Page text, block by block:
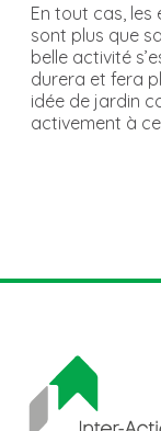
En tout cas,
sont plus que
belle activité
durera et fera
idée de jardin
activement à